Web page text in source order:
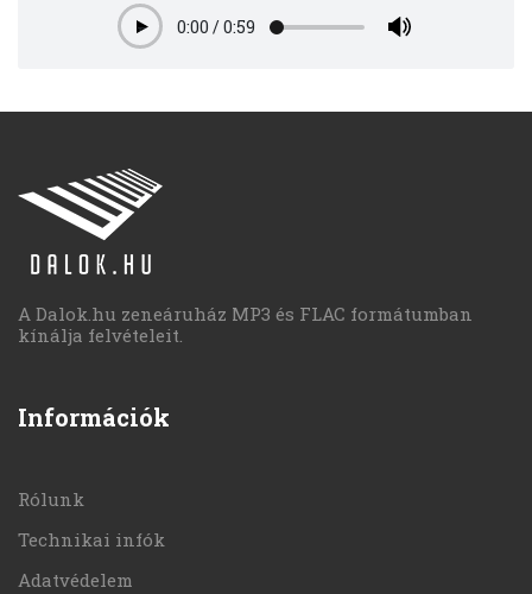
Play0:00 /0:59
A Dalok.hu zeneáruház MP3 és FLAC formátumban
kínálja felvételeit.
Információk
Rólunk
Technikai infók
Adatvédelem